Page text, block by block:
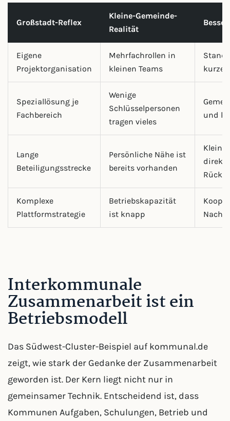
Großstadt-Reflex
Kleine-Gemeinde-
Realität
Eigene
Projektorganisation
Mehrfachrollen in
kleinen Teams
Speziallösung je
Fachbereich
Wenige
Schlüsselpersonen
tragen vieles
und
Lange
Beteiligungsstrecke
Persönliche Nähe ist
bereits vorhanden
Kleine
Komplexe
Plattformstrategie
Betriebskapazität
ist knapp
Interkommunale
Zusammenarbeit ist ein
Betriebsmodell
Das Südwest-Cluster-Beispiel auf kommunal.de
zeigt, wie stark der Gedanke der Zusammenarbeit
geworden ist. Der Kern liegt nicht nur in
gemeinsamer Technik. Entscheidend ist, dass
Kommunen Aufgaben, Schulungen, Betrieb und